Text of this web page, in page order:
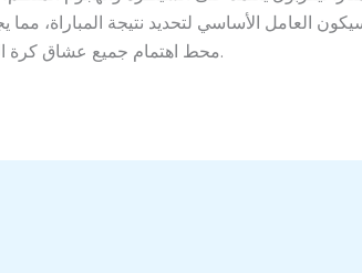
العامل الأساسي لتحديد نتيجة المباراة، مما
محط اهتمام جميع عشاق كرة القدم.